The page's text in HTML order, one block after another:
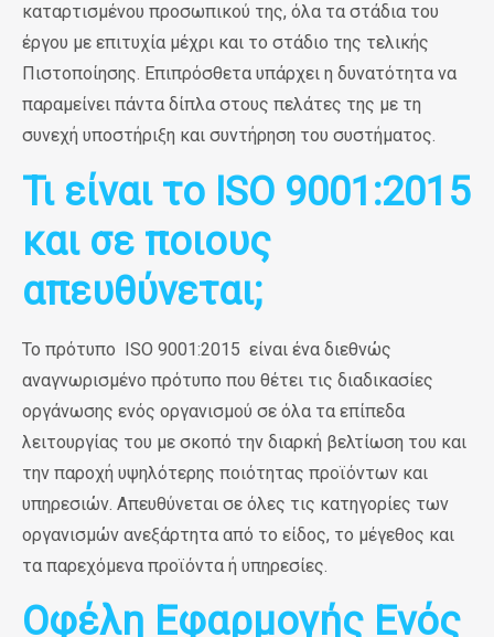
καταρτισμένου προσωπικού της, όλα τα στάδια του
έργου με επιτυχία μέχρι και το στάδιο της τελικής
Πιστοποίησης. Επιπρόσθετα υπάρχει η δυνατότητα να
παραμείνει πάντα δίπλα στους πελάτες της με τη
συνεχή υποστήριξη και συντήρηση του συστήματος.
Τι είναι το ISO 9001:2015
και σε ποιους
απευθύνεται;
Το πρότυπο ISO 9001:2015 είναι ένα διεθνώς
αναγνωρισμένο πρότυπο που θέτει τις διαδικασίες
οργάνωσης ενός οργανισμού σε όλα τα επίπεδα
λειτουργίας του με σκοπό την διαρκή βελτίωση του και
την παροχή υψηλότερης ποιότητας προϊόντων και
υπηρεσιών. Απευθύνεται σε όλες τις κατηγορίες των
οργανισμών ανεξάρτητα από το είδος, το μέγεθος και
τα παρεχόμενα προϊόντα ή υπηρεσίες.
Οφέλη Εφαρμογής Ενός